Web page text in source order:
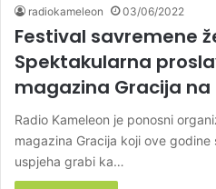
radiokameleon 03/06/2022
Festival savremene
Spektakularna
magazina Gracija na
Radio Kameleon je ponosni
magazina Gracija koji ove godine
uspjeha grabi ka…